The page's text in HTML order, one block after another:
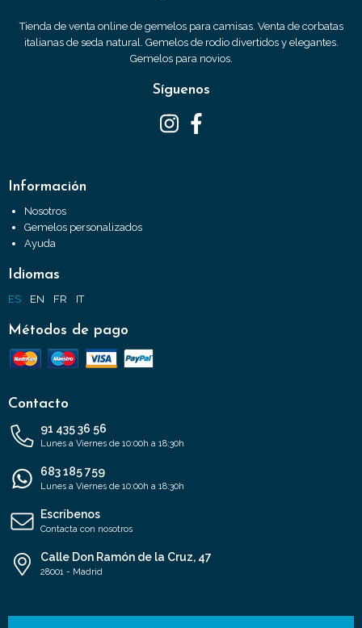
Tienda de venta online de gemelos para camisas. Venta de corbatas
italianas de seda natural. Gemelos de rodio divertidos y elegantes.
Gemelos para novios.
Síguenos
Información
Nosotros
Gemelos personalizados
Ayuda
Idiomas
ES EN FR IT
Métodos de pago
Contacto
91 435 36 56
Lunes a Viernes de 10:00h a 18:30h
683 185 759
Lunes a Viernes de 10:00h a 18:30h
Escríbenos
Contacta con nosotros
Calle Don Ramón de la Cruz, 47
28001 - Madrid